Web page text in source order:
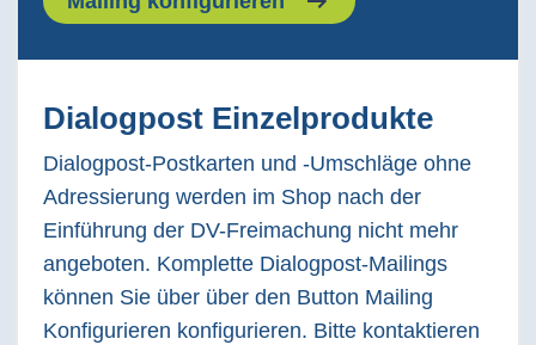
Dialogpost Einzelprodukte
Dialogpost-Postkarten und -Umschläge ohne
Adressierung werden im Shop nach der
Einführung der DV-Freimachung nicht mehr
angeboten. Komplette Dialogpost-Mailings
können Sie über über den Button Mailing
Konfigurieren konfigurieren. Bitte kontaktieren